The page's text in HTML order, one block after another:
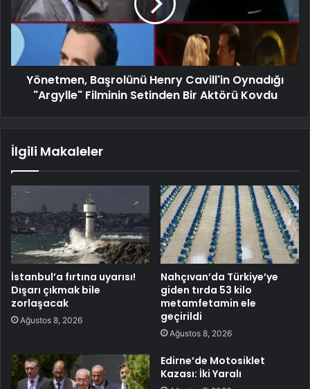
Yönetmen, Başrolünü Henry Cavill'in Oynadığı
"Argylle" Filminin Setinden Bir Aktörü Kovdu
İlgili Makaleler
İstanbul’a fırtına uyarısı!
Dışarı çıkmak bile
zorlaşacak
Ağustos 8, 2026
Nahçıvan’da Türkiye’ye
giden tırda 53 kilo
metamfetamin ele
geçirildi
Ağustos 8, 2026
Edirne’de Motosiklet
Kazası: İki Yaralı